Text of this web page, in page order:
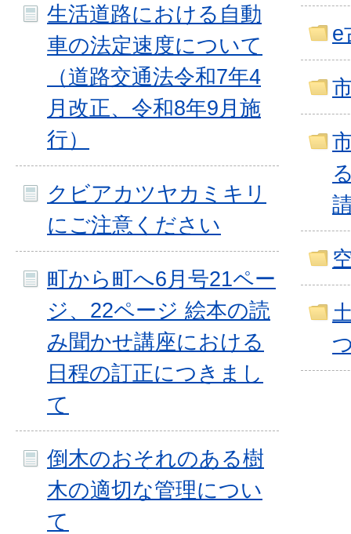
生活道路における自動
車の法定速度について
（道路交通法令和7年4
月改正、令和8年9月施
行）
クビアカツヤカミキリ
にご注意ください
町から町へ6月号21ペー
ジ、22ページ 絵本の読
み聞かせ講座における
日程の訂正につきまし
て
倒木のおそれのある樹
木の適切な管理につい
て
e